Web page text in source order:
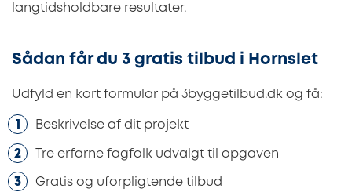
langtidsholdbare resultater.
Sådan får du 3 gratis tilbud i Hornslet
Udfyld en kort formular på 3byggetilbud.dk og få:
Beskrivelse af dit projekt
Tre erfarne fagfolk udvalgt til opgaven
Gratis og uforpligtende tilbud